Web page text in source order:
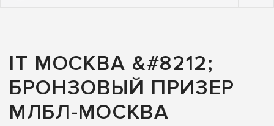
IT МОСКВА &#8212;
БРОНЗОВЫЙ ПРИЗЕР
МЛБЛ-МОСКВА